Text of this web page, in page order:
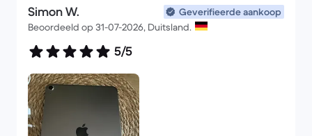
beetje traag (geheugen, CPU), maar voor
eenvoudig multimediagebruik is het voldoende.
Simon W.
Geverifieerde aankoop
Beoordeeld op 31-07-2026, Duitsland.
5/5